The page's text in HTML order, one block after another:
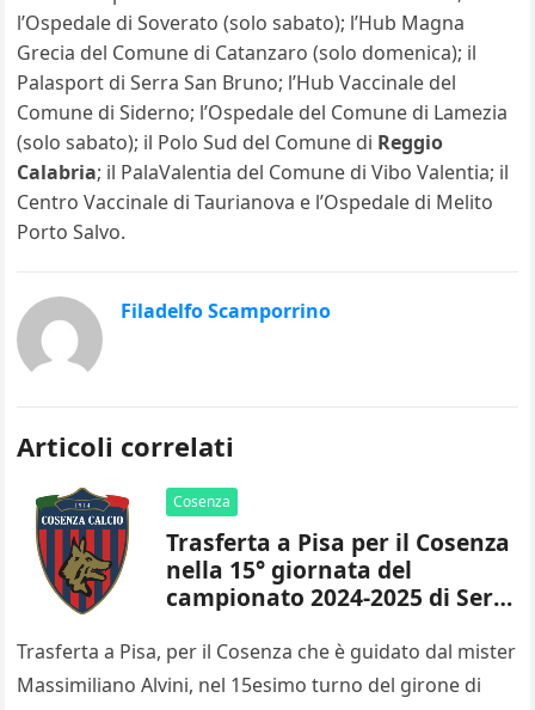
l’Ospedale di Soverato (solo sabato); l’Hub Magna
Grecia del Comune di Catanzaro (solo domenica); il
Palasport di Serra San Bruno; l’Hub Vaccinale del
Comune di Siderno; l’Ospedale del Comune di Lamezia
(solo sabato); il Polo Sud del Comune di Reggio
Calabria; il PalaValentia del Comune di Vibo Valentia; il
Centro Vaccinale di Taurianova e l’Ospedale di Melito
Porto Salvo.
Filadelfo Scamporrino
Articoli correlati
Cosenza
Trasferta a Pisa per il Cosenza
nella 15° giornata del
campionato 2024-2025 di Serie
Trasferta a Pisa, per il Cosenza che è guidato dal mister
Massimiliano Alvini, nel 15esimo turno del girone di